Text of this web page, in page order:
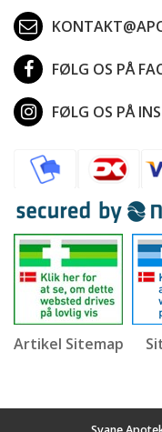
FØLG OS PÅ
FØLG OS PÅ
Artikel Sitemap